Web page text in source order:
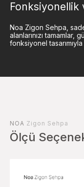
Fonksiyonellik
Noa Zigon Sehpa,
alanlarınızı tamamlar,
fonksiyonel tasarımıyla
NOA Zigon Sehpa
Ölçü